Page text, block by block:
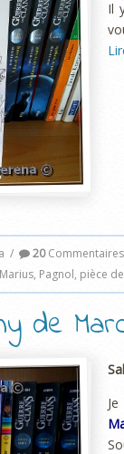
Il
/ 20Commentaires
Marius, Pagnol, pièce
de